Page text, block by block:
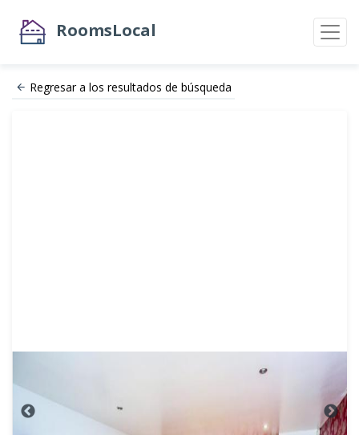
RoomsLocal
Regresar a los resultados de búsqueda